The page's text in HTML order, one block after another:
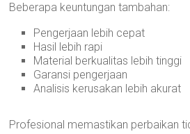
Beberapa keuntungan tambahan:
Pengerjaan lebih cepat
Hasil lebih rapi
Material berkualitas lebih tinggi
Garansi pengerjaan
Analisis kerusakan lebih akurat
Profesional memastikan perbaikan